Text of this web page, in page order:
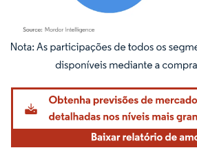
Imagem © Mordor Intelligence. O reuso requer